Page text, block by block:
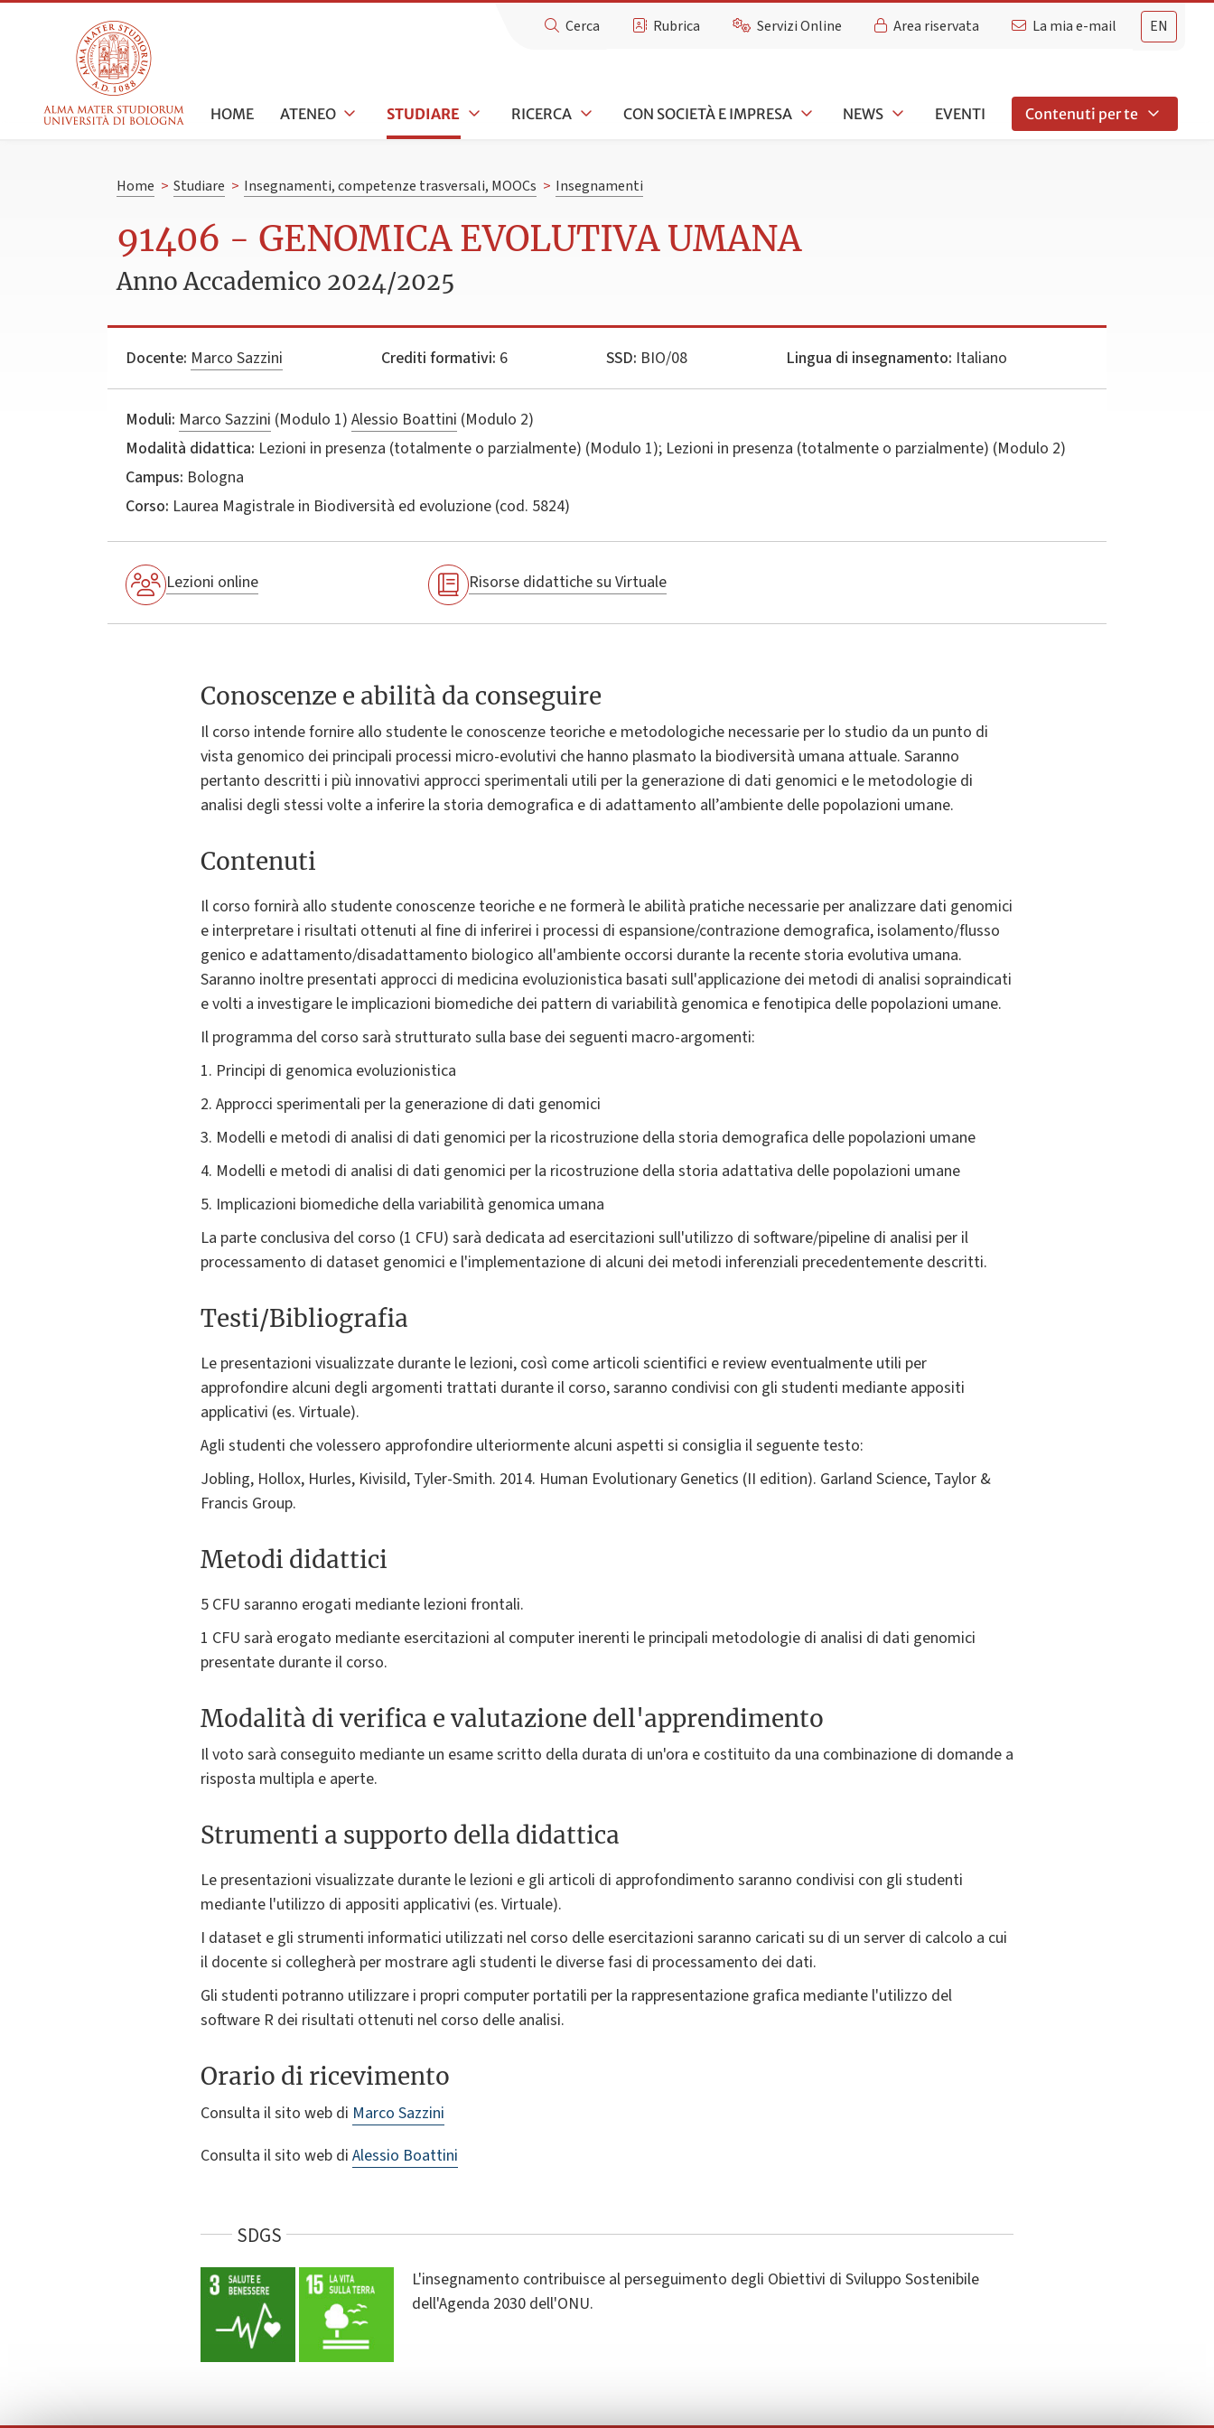
EN
Cerca Rubrica Servizi Online Area riservata La mia e-mail
HOME ATENEO STUDIARE RICERCA CON SOCIETÀ E IMPRESA NEWS EVENTI Contenuti per te
Home > Studiare > Insegnamenti, competenze trasversali, MOOCs > Insegnamenti
91406 - GENOMICA EVOLUTIVA UMANA
Anno Accademico 2024/2025
Docente: Marco Sazzini Crediti formativi: 6 SSD: BIO/08 Lingua di insegnamento: Italiano
Moduli: Marco Sazzini (Modulo 1) Alessio Boattini (Modulo 2)
Modalità didattica: Lezioni in presenza (totalmente o parzialmente) (Modulo 1); Lezioni in presenza (totalmente o parzialmente) (Modulo 2)
Campus: Bologna
Corso: Laurea Magistrale in Biodiversità ed evoluzione (cod. 5824)
Lezioni online Risorse didattiche su Virtuale
Conoscenze e abilità da conseguire
Il corso intende fornire allo studente le conoscenze teoriche e metodologiche necessarie per lo studio da un punto di
vista genomico dei principali processi micro-evolutivi che hanno plasmato la biodiversità umana attuale. Saranno
pertanto descritti i più innovativi approcci sperimentali utili per la generazione di dati genomici e le metodologie di
analisi degli stessi volte a inferire la storia demografica e di adattamento all’ambiente delle popolazioni umane.
Contenuti
Il corso fornirà allo studente conoscenze teoriche e ne formerà le abilità pratiche necessarie per analizzare dati genomici
e interpretare i risultati ottenuti al fine di inferirei i processi di espansione/contrazione demografica, isolamento/flusso
genico e adattamento/disadattamento biologico all'ambiente occorsi durante la recente storia evolutiva umana.
Saranno inoltre presentati approcci di medicina evoluzionistica basati sull'applicazione dei metodi di analisi sopraindicati
e volti a investigare le implicazioni biomediche dei pattern di variabilità genomica e fenotipica delle popolazioni umane.
Il programma del corso sarà strutturato sulla base dei seguenti macro-argomenti:
1. Principi di genomica evoluzionistica
2. Approcci sperimentali per la generazione di dati genomici
3. Modelli e metodi di analisi di dati genomici per la ricostruzione della storia demografica delle popolazioni umane
4. Modelli e metodi di analisi di dati genomici per la ricostruzione della storia adattativa delle popolazioni umane
5. Implicazioni biomediche della variabilità genomica umana
La parte conclusiva del corso (1 CFU) sarà dedicata ad esercitazioni sull'utilizzo di software/pipeline di analisi per il
processamento di dataset genomici e l'implementazione di alcuni dei metodi inferenziali precedentemente descritti.
Testi/Bibliografia
Le presentazioni visualizzate durante le lezioni, così come articoli scientifici e review eventualmente utili per
approfondire alcuni degli argomenti trattati durante il corso, saranno condivisi con gli studenti mediante appositi
applicativi (es. Virtuale).
Agli studenti che volessero approfondire ulteriormente alcuni aspetti si consiglia il seguente testo:
Jobling, Hollox, Hurles, Kivisild, Tyler-Smith. 2014. Human Evolutionary Genetics (II edition). Garland Science, Taylor &
Francis Group.
Metodi didattici
5 CFU saranno erogati mediante lezioni frontali.
1 CFU sarà erogato mediante esercitazioni al computer inerenti le principali metodologie di analisi di dati genomici
presentate durante il corso.
Modalità di verifica e valutazione dell'apprendimento
Il voto sarà conseguito mediante un esame scritto della durata di un'ora e costituito da una combinazione di domande a
risposta multipla e aperte.
Strumenti a supporto della didattica
Le presentazioni visualizzate durante le lezioni e gli articoli di approfondimento saranno condivisi con gli studenti
mediante l'utilizzo di appositi applicativi (es. Virtuale).
I dataset e gli strumenti informatici utilizzati nel corso delle esercitazioni saranno caricati su di un server di calcolo a cui
il docente si collegherà per mostrare agli studenti le diverse fasi di processamento dei dati.
Gli studenti potranno utilizzare i propri computer portatili per la rappresentazione grafica mediante l'utilizzo del
software R dei risultati ottenuti nel corso delle analisi.
Orario di ricevimento
Consulta il sito web di Marco Sazzini
Consulta il sito web di Alessio Boattini
SDGS
L'insegnamento contribuisce al perseguimento degli Obiettivi di Sviluppo Sostenibile
dell'Agenda 2030 dell'ONU.